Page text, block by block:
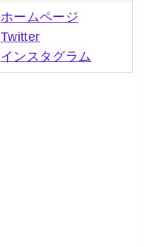
ホームページ
Twitter
インスタグラム